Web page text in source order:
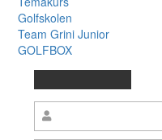
Golfskolen
Team Grini Junior
GOLFBOX